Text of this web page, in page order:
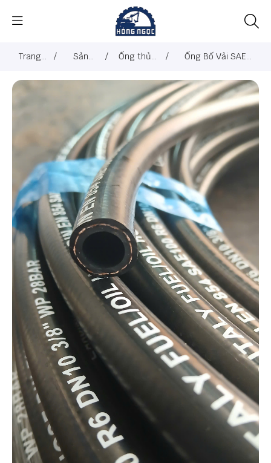
Trang
chủ
/ Sản
phẩm
/ Ống thủy
lực
/ Ống Bố Vải SAE
100R6